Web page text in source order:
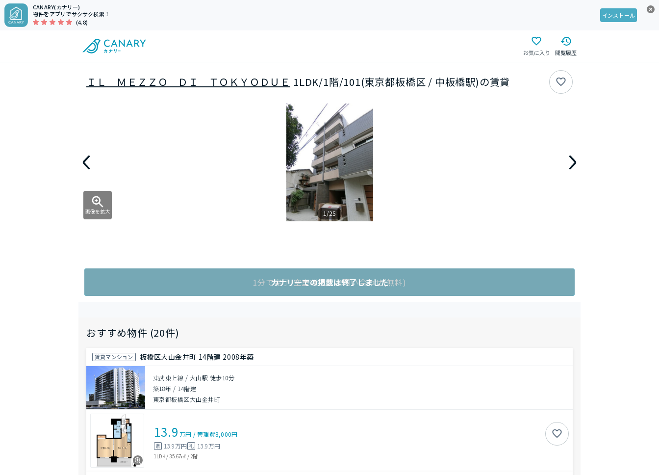
CANARY(カナリー)
物件をアプリでサクサク検索！
(4.8)
インストール
お気に入り 閲覧履歴
ＩＬ ＭＥＺＺＯ ＤＩ ＴＯＫＹＯＤＵＥ 1LDK/1階/101(東京都板橋区 / 中板橋駅)の賃貸
画像を拡大 1/25
1分で完了!空室状況をお問い合わせ(無料)
カナリーでの掲載は終了しました
おすすめ物件 (20件)
賃貸マンション 板橋区大山金井町 14階建 2008年築
東武東上線 / 大山駅 徒歩10分
築18年 / 14階建
東京都板橋区大山金井町
13.9 万円 /管理費8,000円
敷 13.9万円 礼 13.9万円
1LDK/35.67㎡ / 2階